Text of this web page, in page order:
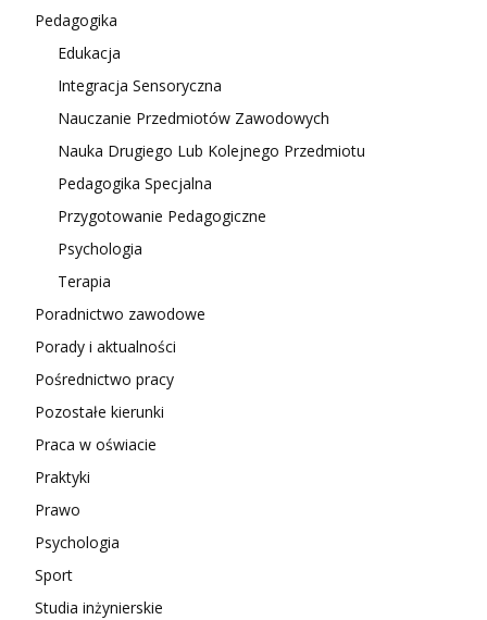
Pedagogika
Edukacja
Integracja Sensoryczna
Nauczanie Przedmiotów Zawodowych
Nauka Drugiego Lub Kolejnego Przedmiotu
Pedagogika Specjalna
Przygotowanie Pedagogiczne
Psychologia
Terapia
Poradnictwo zawodowe
Porady i aktualności
Pośrednictwo pracy
Pozostałe kierunki
Praca w oświacie
Praktyki
Prawo
Psychologia
Sport
Studia inżynierskie